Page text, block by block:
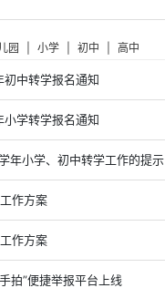
园 小学 初中 高中
中转学报名通知
学转学报名通知
年小学、初中转学工作的提示
作方案
作方案
拍”便捷举报平台上线